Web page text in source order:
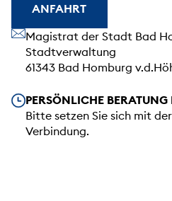
ANFAHRT
Unsere Anschrift
Magistrat der Stadt Bad
Stadtverwaltung
61343 Bad Homburg
Unsere Öffnungszeiten
PERSÖNLICHE
Bitte setzen Sie sich mit
Verbindung.